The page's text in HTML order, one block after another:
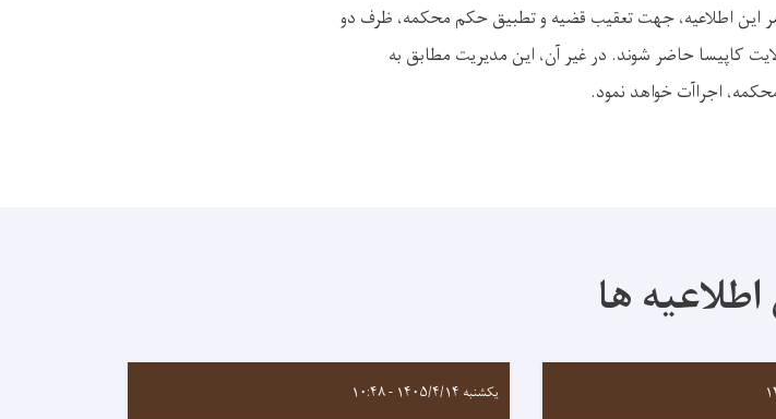
این اطلاعیه، جهت تعقیب قضیه و تطبیق حکم محکمه، ظرف دو
کاپیسا حاضر شوند. در غیر آن، این مدیریت مطابق به
ها
یکشنبه ۱۴۰۵/۴/۱۴ - ۱۰:۴۸